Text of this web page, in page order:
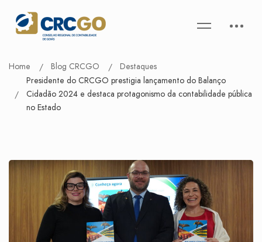
Home Blog CRCGO
Destaques
Presidente do CRCGO prestigia lançamento do Balanço
Cidadão 2024 e destaca protagonismo da contabilidade pública
no Estado